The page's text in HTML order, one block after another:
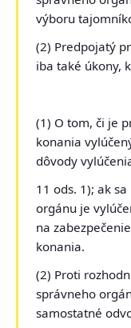
výboru
(2) Predpojatý
iba také úkony,
(1) O tom, či je
konania
dôvody
11 ods. 1); ak
orgánu je
na
konania.
(2) Proti
správneho
samostatné